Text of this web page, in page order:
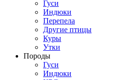
Гуси
Индюки
Перепела
Другие птицы
Куры
Утки
Породы
Гуси
Индюки